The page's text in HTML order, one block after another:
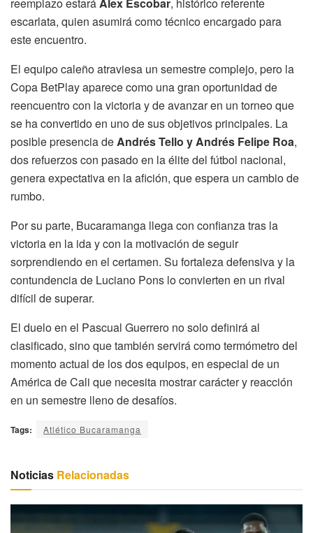
escarlata, quien asumirá como técnico encargado para
este encuentro.
El equipo caleño atraviesa un semestre complejo, pero la
Copa BetPlay aparece como una gran oportunidad de
reencuentro con la victoria y de avanzar en un torneo que
se ha convertido en uno de sus objetivos principales. La
posible presencia deAndrés Tello y Andrés Felipe Roa,
dos refuerzos con pasado en la élite del fútbol nacional,
genera expectativa en la afición, que espera un cambio de
rumbo.
Por su parte, Bucaramanga llega con confianza tras la
victoria en la ida y con la motivación de seguir
sorprendiendo en el certamen. Su fortaleza defensiva y la
contundencia de Luciano Pons lo convierten en un rival
difícil de superar.
El duelo en el Pascual Guerrero no solo definirá al
clasificado, sino que también servirá como termómetro del
momento actual de los dos equipos, en especial de un
América de Cali que necesita mostrar carácter y reacción
en un semestre lleno de desafíos.
Tags: Atlético Bucaramanga
Noticias Relacionadas